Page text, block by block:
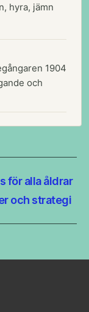
hyra, jämn
1904
och
för alla åldrar
och strategi